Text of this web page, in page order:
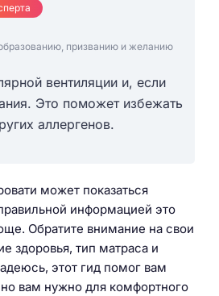
призванию и желанию
вентиляции и, если
Это поможет избежать
аллергенов.
может показаться
информацией это
Обратите внимание на свои
здоровья, тип матраса и
этот гид помог вам
вам нужно для комфортного